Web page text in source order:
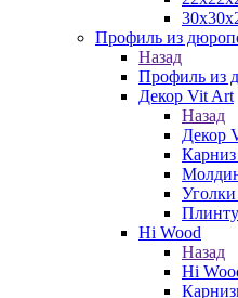
Профиль из
Назад
Профиль из
Декор Vit Art
Назад
Декор
Hi Wood
Назад
Hi